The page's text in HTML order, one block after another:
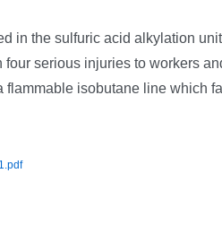
in the sulfuric acid alkylation
serious injuries to workers
isobutane line which